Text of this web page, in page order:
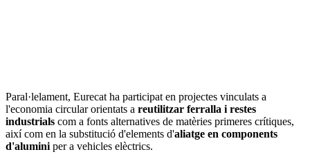
Paral·lelament, Eurecat ha participat en projectes vinculats a
l'economia circular orientats a reutilitzar ferralla i restes
industrials com a fonts alternatives de matèries primeres crítiques,
així com en la substitució d'elements d'aliatge en components
d'alumini per a vehicles elèctrics.